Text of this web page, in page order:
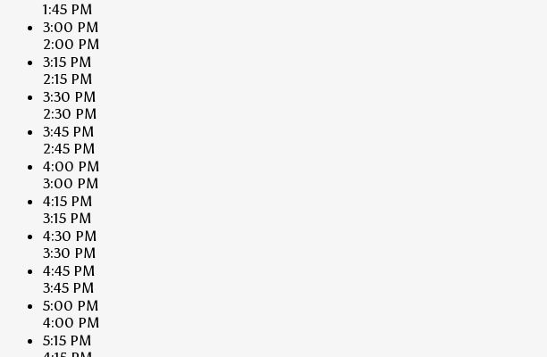
1:45 PM
3:00 PM
2:00 PM
3:15 PM
2:15 PM
3:30 PM
2:30 PM
3:45 PM
2:45 PM
4:00 PM
3:00 PM
4:15 PM
3:15 PM
4:30 PM
3:30 PM
4:45 PM
3:45 PM
5:00 PM
4:00 PM
5:15 PM